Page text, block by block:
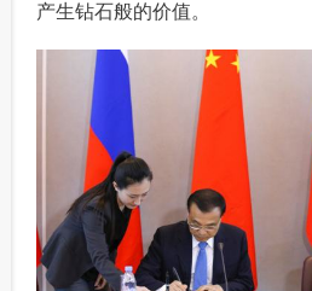
产生钻石般的价值。